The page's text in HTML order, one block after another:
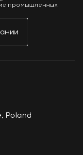
промышленных
Poland